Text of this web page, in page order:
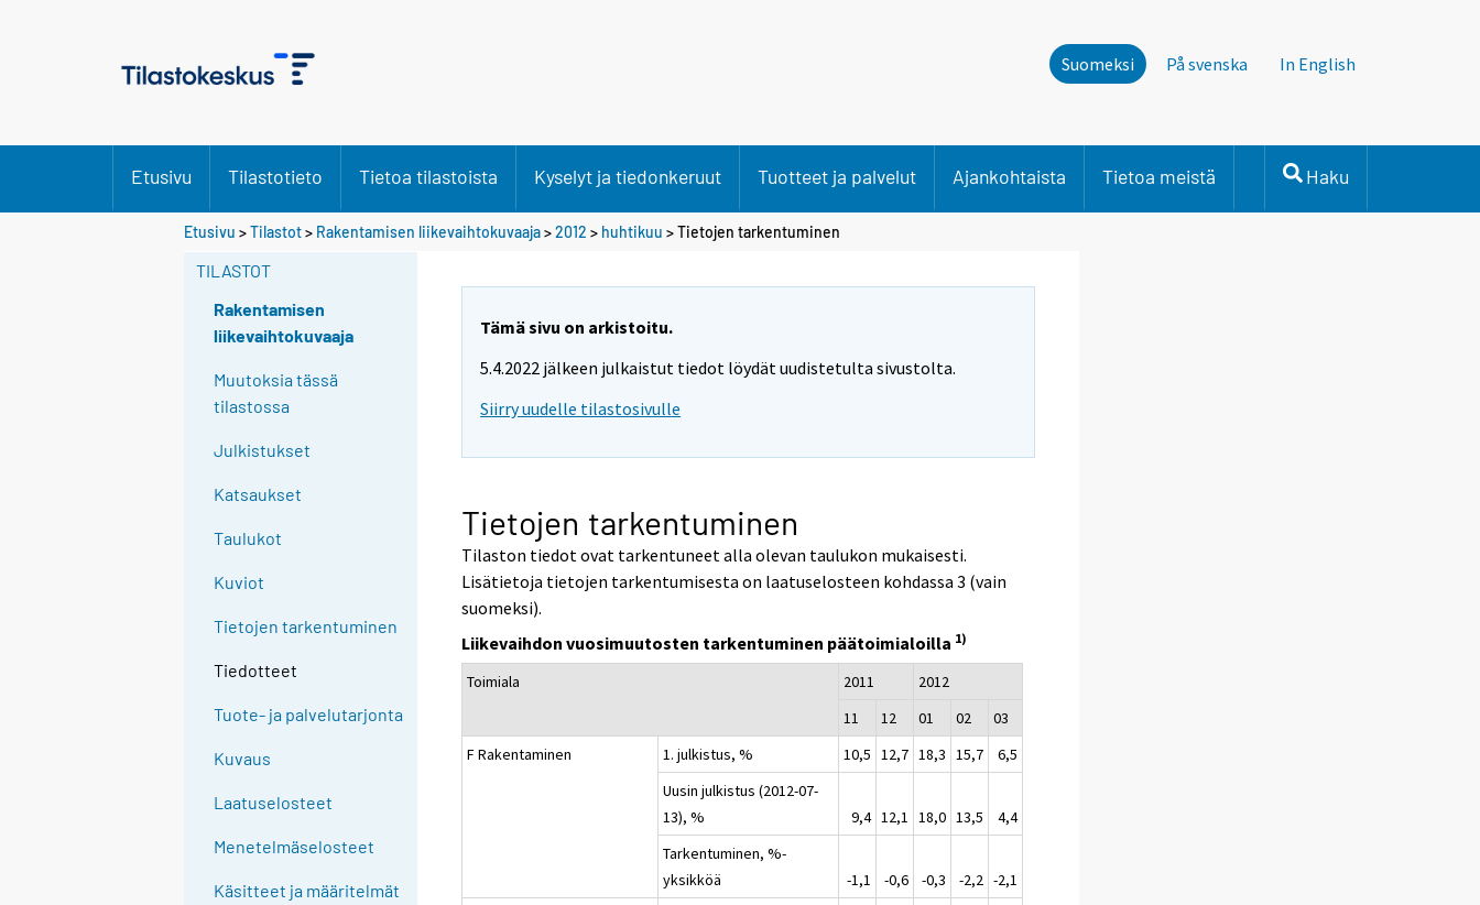
Suomeksi På svenska In English
Etusivu Tilastotieto Tietoa tilastoista Kyselyt ja tiedonkeruut Tuotteet ja palvelut Ajankohtaista Tietoa meistä Haku
Etusivu >Tilastot> Rakentamisen liikevaihtokuvaaja>2012 > huhtikuu > Tietojen tarkentuminen
TILASTOT
Rakentamisen
liikevaihtokuvaaja
Muutoksia tässä
tilastossa
Julkistukset
Katsaukset
Taulukot
Kuviot
Tietojen tarkentuminen
Tiedotteet
Tuote- ja palvelutarjonta
Kuvaus
Laatuselosteet
Menetelmäselosteet
Käsitteet ja määritelmät
Tämä sivu on arkistoitu.
5.4.2022 jälkeen julkaistut tiedot löydät uudistetulta sivustolta.
Siirry uudelle tilastosivulle
Tietojen tarkentuminen
Tilaston tiedot ovat tarkentuneet alla olevan taulukon mukaisesti.
Lisätietoja tietojen tarkentumisesta on laatuselosteen kohdassa 3 (vain
suomeksi).
Liikevaihdon vuosimuutosten tarkentuminen päätoimialoilla 1)
Toimiala 2011
2012
11
12 01 02
03
F Rakentaminen
1. julkistus, % 10,5 12,7 18,3 15,7
6,5
Uusin julkistus (2012-07-
13), %
9,4 12,1 18,0 13,5
4,4
Tarkentuminen, %-
yksikköä
-1,1 -0,6 -0,3 -2,2 -2,1